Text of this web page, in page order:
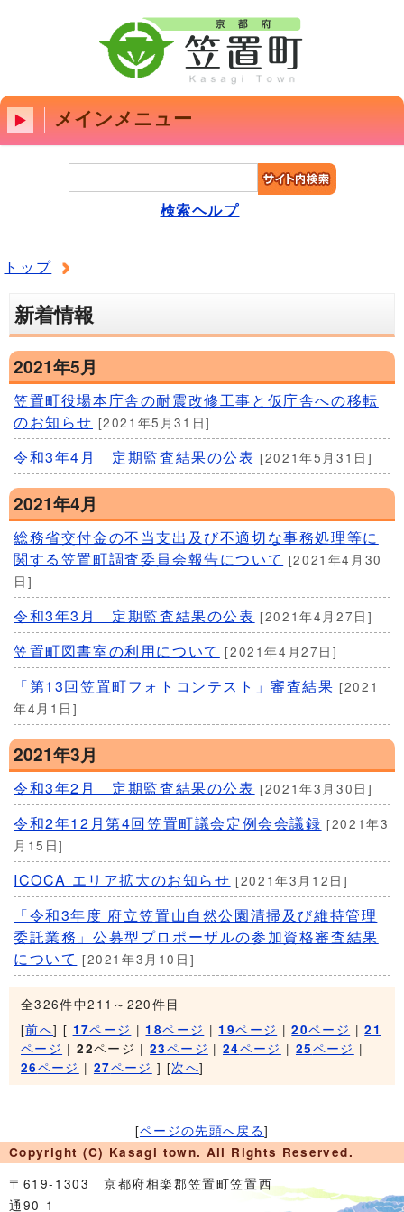
メインメニュー
検索ヘルプ
トップ
新着情報
2021年5月
笠置町役場本庁舎の耐震改修工事と仮庁舎への移転
のお知らせ [2021年5月31日]
令和3年4月 定期監査結果の公表 [2021年5月31日]
2021年4月
総務省交付金の不当支出及び不適切な事務処理等に
関する笠置町調査委員会報告について [2021年4月30
日]
令和3年3月 定期監査結果の公表 [2021年4月27日]
笠置町図書室の利用について [2021年4月27日]
「第13回笠置町フォトコンテスト」審査結果 [2021
年4月1日]
2021年3月
令和3年2月 定期監査結果の公表 [2021年3月30日]
令和2年12月第4回笠置町議会定例会会議録 [2021年3
月15日]
ICOCA エリア拡大のお知らせ [2021年3月12日]
「令和3年度 府立笠置山自然公園清掃及び維持管理
委託業務」公募型プロポーザルの参加資格審査結果
について [2021年3月10日]
全326件中211～220件目
[前へ] [ 17ページ | 18ページ | 19ページ |20ページ |21
ページ |22ページ |23ページ |24ページ | 25ページ |
26ページ | 27ページ ] [次へ]
[ページの先頭へ戻る]
Copyright (C) Kasagi town. All Rights Reserved.
〒619-1303 京都府相楽郡笠置町笠置西
通90-1